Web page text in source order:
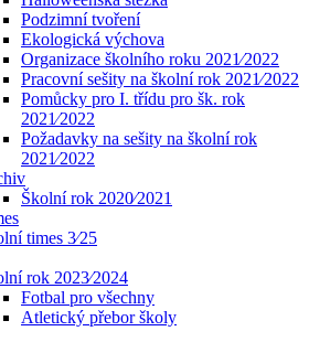
Podzimní tvoření
Ekologická výchova
Organizace školního roku 2021⁄2022
Pracovní sešity na školní rok 2021⁄2022
Pomůcky pro I. třídu pro šk. rok
2021⁄2022
Požadavky na sešity na školní rok
2021⁄2022
Školní rok 2020⁄2021
times 3⁄25
rok 2023⁄2024
Fotbal pro všechny
Atletický přebor školy